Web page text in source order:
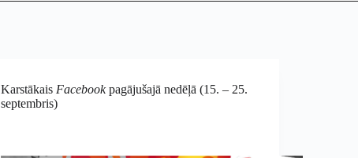
Karstākais Facebookpagājušajā nedēļā (15. – 25.
septembris)